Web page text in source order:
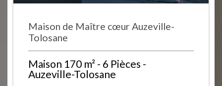
Maison de Maître cœur Auzeville-
Tolosane
Maison 170 m² - 6 Pièces -
Auzeville-Tolosane